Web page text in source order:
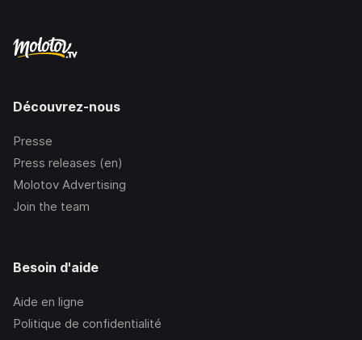
Découvrez-nous
Presse
Press releases (en)
Molotov Advertising
Join the team
Besoin d'aide
Aide en ligne
Politique de confidentialité